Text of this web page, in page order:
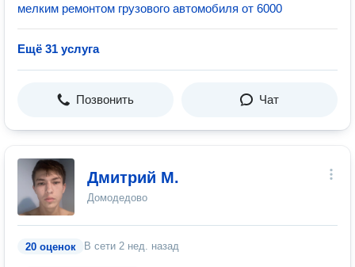
мелким ремонтом грузового автомобиля от 6000
Ещё 31 услуга
Позвонить Чат
Дмитрий М.
Домодедово
20 оценок В сети 2 нед. назад